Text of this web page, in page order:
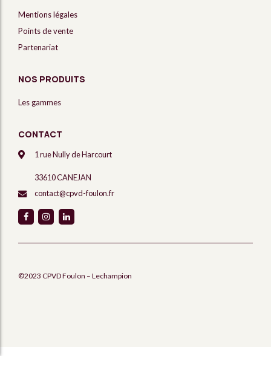
Mentions légales
Points de vente
Partenariat
NOS PRODUITS
Les gammes
CONTACT
1 rue Nully de Harcourt
33610 CANEJAN
contact@cpvd-foulon.fr
©2023 CPVD Foulon – Lechampion